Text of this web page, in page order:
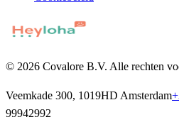
© 2026 Covalore B.V. Alle rechten
Veemkade 300, 1019HD Amsterdam
99942992